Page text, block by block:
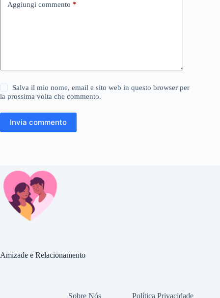
Aggiungi commento *
Salva il mio nome, email e sito web in questo browser per
la prossima volta che commento.
Invia commento
Amizade e Relacionamento
Sobre Nós Política Privacidade